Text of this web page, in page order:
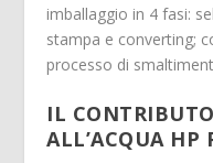
imballaggio in 4 fasi:
stampa e converting;
processo di
IL
ALL’ACQUA HP